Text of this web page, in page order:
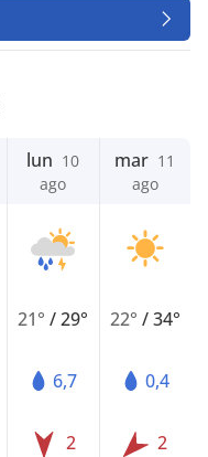
lun 10
ago
21°/29°
6,7
2
mar 11
ago
22° /34°
0,4
2